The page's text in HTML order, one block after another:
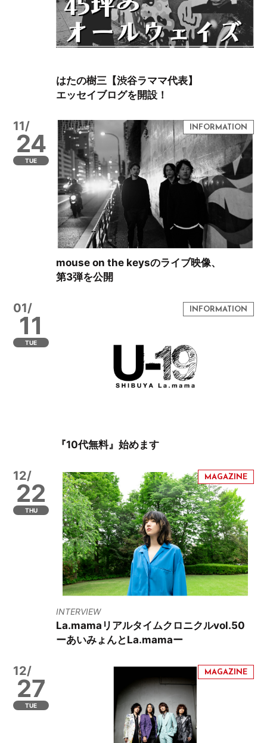
はたの樹三【渋谷ラママ代表】
エッセイブログを開設！
11/
24
TUE
mouse on the keysのライブ映像、
第3弾を公開
01/
11
TUE
『10代無料』始めます
12/
22
THU
INTERVIEW
La.mamaリアルタイムクロニクルvol.50
ーあいみょんとLa.mamaー
12/
27
TUE